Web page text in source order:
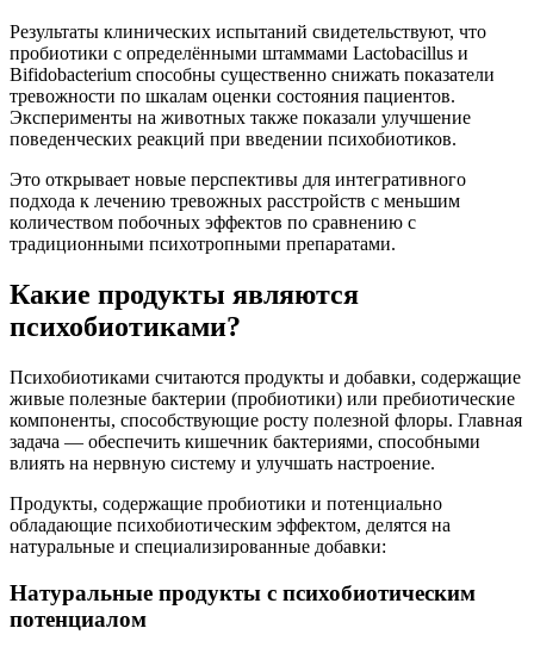
Результаты клинических испытаний свидетельствуют, что
пробиотики с определёнными штаммами Lactobacillus и
Bifidobacterium способны существенно снижать показатели
тревожности по шкалам оценки состояния пациентов.
Эксперименты на животных также показали улучшение
поведенческих реакций при введении психобиотиков.
Это открывает новые перспективы для интегративного
подхода к лечению тревожных расстройств с меньшим
количеством побочных эффектов по сравнению с
традиционными психотропными препаратами.
Какие продукты являются
психобиотиками?
Психобиотиками считаются продукты и добавки, содержащие
живые полезные бактерии (пробиотики) или пребиотические
компоненты, способствующие росту полезной флоры. Главная
задача — обеспечить кишечник бактериями, способными
влиять на нервную систему и улучшать настроение.
Продукты, содержащие пробиотики и потенциально
обладающие психобиотическим эффектом, делятся на
натуральные и специализированные добавки:
Натуральные продукты с психобиотическим
потенциалом